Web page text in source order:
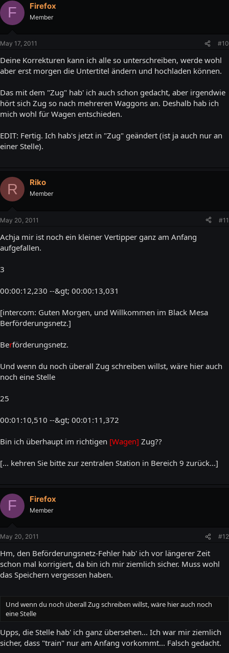
F Firefox
Member
May 17, 2011 #10
Deine Korrekturen kann ich alle so unterschreiben, werde wohl
aber erst morgen die Untertitel ändern und hochladen können.
Das mit dem "Zug" hab' ich auch schon gedacht, aber irgendwie
hört sich Zug so nach mehreren Waggons an. Deshalb hab ich
mich wohl für Wagen entschieden.
EDIT: Fertig. Ich hab's jetzt in "Zug" geändert (ist ja auch nur an
einer Stelle).
R Riko
Member
May 20, 2011 #11
Achja mir ist noch ein kleiner Vertipper ganz am Anfang
aufgefallen.
3
00:00:12,230 --&gt; 00:00:13,031
[intercom: Guten Morgen, und Willkommen im Black Mesa
Berförderungsnetz.]
Berförderungsnetz.
Und wenn du noch überall Zug schreiben willst, wäre hier auch
noch eine Stelle
25
00:01:10,510 --&gt; 00:01:11,372
Bin ich überhaupt im richtigen [Wagen] Zug??
[... kehren Sie bitte zur zentralen Station in Bereich 9 zurück...]
F Firefox
Member
May 20, 2011 #12
Hm, den Beförderungsnetz-Fehler hab' ich vor längerer Zeit
schon mal korrigiert, da bin ich mir ziemlich sicher. Muss wohl
das Speichern vergessen haben.
Und wenn du noch überall Zug schreiben willst, wäre hier auch noch
eine Stelle
Upps, die Stelle hab' ich ganz übersehen... Ich war mir ziemlich
sicher, dass "train" nur am Anfang vorkommt... Falsch gedacht.